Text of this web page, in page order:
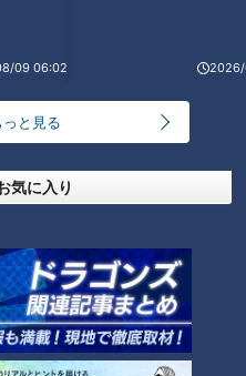
09 06:02 2026/
っと見る
気に入り
とができないため胃に通した
際よく処置をすると、休む間
か、一番気をつけている。パ
けませんが、正確さは負けて
や全身のマッサージも池田さ